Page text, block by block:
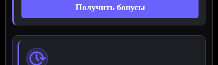
Получить бонусы